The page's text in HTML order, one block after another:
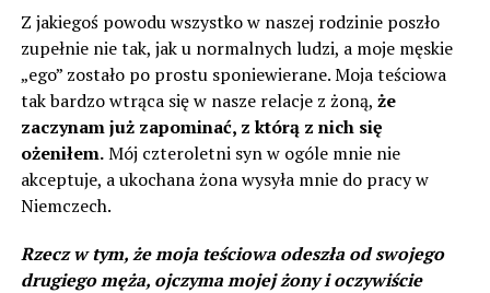
Z jakiegoś powodu wszystko w naszej rodzinie poszło
zupełnie nie tak, jak u normalnych ludzi, a moje męskie
„ego” zostało po prostu sponiewierane. Moja teściowa
tak bardzo wtrąca się w nasze relacje z żoną, że
zaczynam już zapominać, z którą z nich się
ożeniłem.Mój czteroletni syn w ogóle mnie nie
akceptuje, a ukochana żona wysyła mnie do pracy w
Niemczech.
Rzecz w tym, że moja teściowa odeszła od swojego
drugiego męża, ojczyma mojej żony i oczywiście